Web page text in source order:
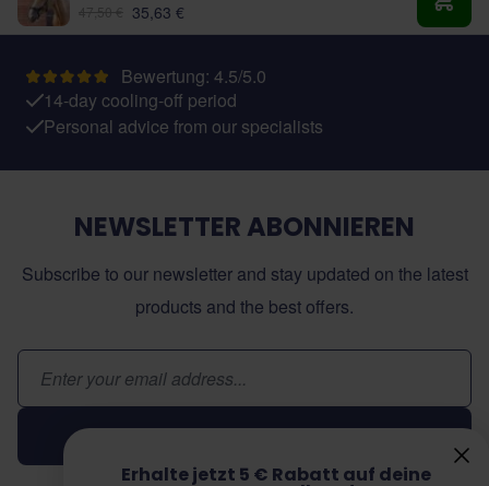
35,63 € In
Bewertung: 4.5/5.0
14-day cooling-off period
Personal advice from our specialists
NEWSLETTER ABONNIEREN
Subscribe to our newsletter and stay updated on the latest
products and the best offers.
E-Mail-Adresse
Abonnieren
Erhalte jetzt 5 € Rabatt auf deine